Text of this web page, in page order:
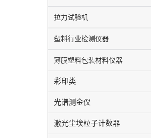
拉力试验机
塑料行业检测仪器
薄膜塑料包装材料仪器
彩印类
光谱测金仪
激光尘埃粒子计数器